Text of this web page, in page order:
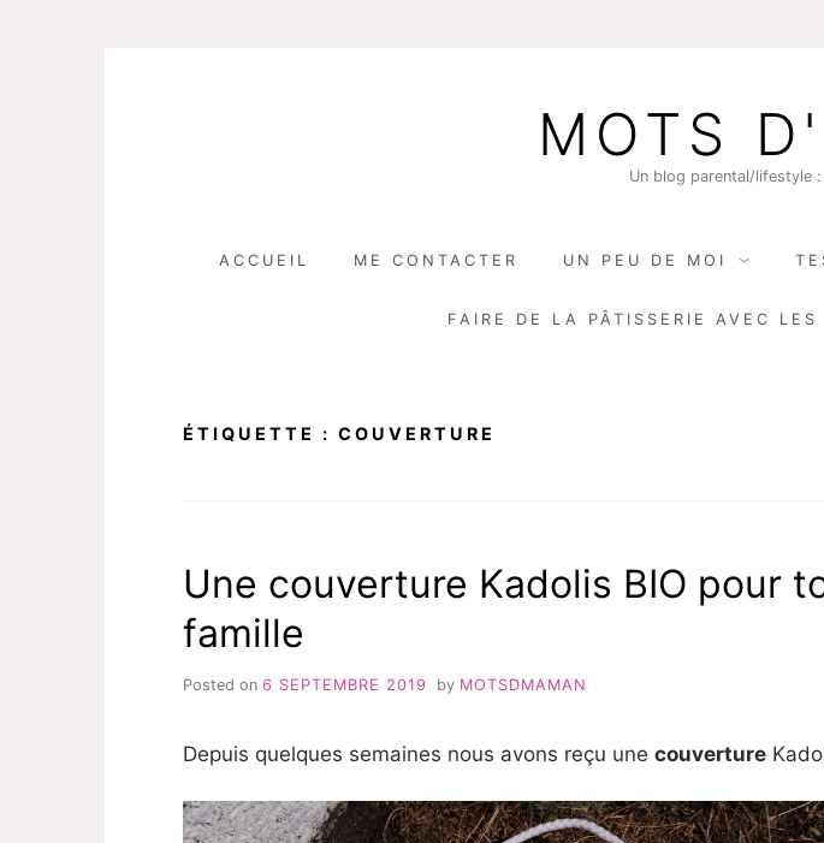
MOTS
Un blog parental/lifestyle
ACCUEIL ME CONTACTER UN PEU DE MOI
FAIRE DE LA PÂTISSERIE AVEC
ÉTIQUETTE : COUVERTURE
Une couverture Kadolis BIO pour
famille
Posted on 6 SEPTEMBRE 2019 by MOTSDMAMAN
Depuis quelques semaines nous avons reçu une couverture